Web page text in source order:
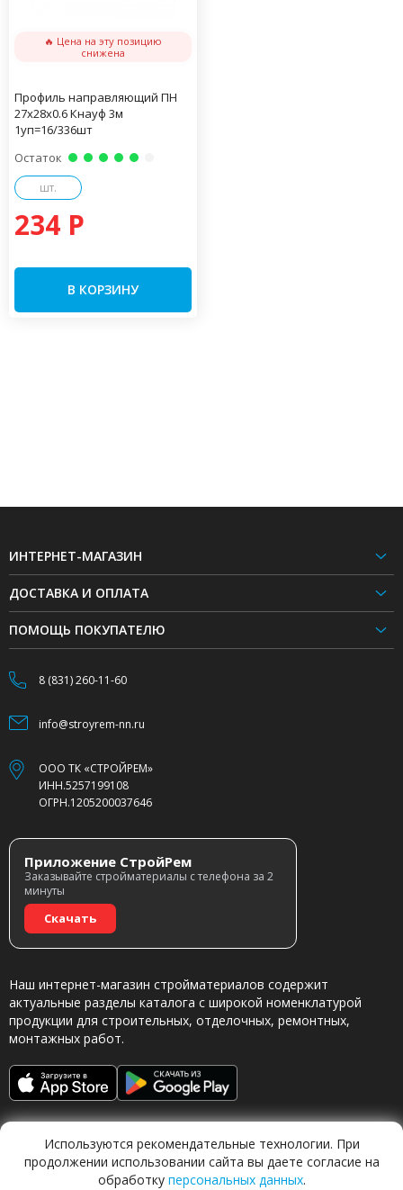
🔥 Цена на эту позицию
снижена
Профиль направляющий ПН
27х28х0.6 Кнауф 3м
1уп=16/336шт
Остаток
шт.
234 P
В КОРЗИНУ
ИНТЕРНЕТ-МАГАЗИН
ДОСТАВКА И ОПЛАТА
ПОМОЩЬ ПОКУПАТЕЛЮ
8 (831) 260-11-60
info@stroyrem-nn.ru
ООО ТК «СТРОЙРЕМ»
ИНН.5257199108
ОГРН.1205200037646
Приложение СтройРем
Заказывайте стройматериалы с телефона за 2
минуты
Скачать
Наш интернет-магазин стройматериалов содержит
актуальные разделы каталога с широкой номенклатурой
продукции для строительных, отделочных, ремонтных,
монтажных работ.
Обращаясь в наш магазин, вы даете согласие на
Используются рекомендательные технологии. При
продолжении использовании сайта вы даете согласие на
обработку персональных данных.